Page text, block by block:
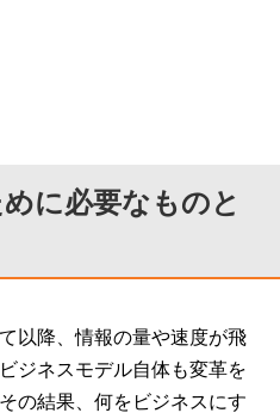
に必要なものと
以降、情報の量や速度が飛
ジネスモデル自体も変革を
の結果、何をビジネスにす